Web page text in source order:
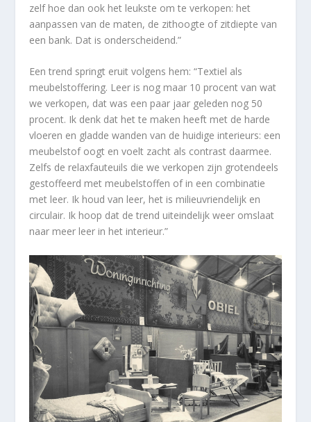
zelf hoe dan ook het leukste om te verkopen: het
aanpassen van de maten, de zithoogte of zitdiepte van
een bank. Dat is onderscheidend.”
Een trend springt eruit volgens hem: “Textiel als
meubelstoffering. Leer is nog maar 10 procent van wat
we verkopen, dat was een paar jaar geleden nog 50
procent. Ik denk dat het te maken heeft met de harde
vloeren en gladde wanden van de huidige interieurs: een
meubelstof oogt en voelt zacht als contrast daarmee.
Zelfs de relaxfauteuils die we verkopen zijn grotendeels
gestoffeerd met meubelstoffen of in een combinatie
met leer. Ik houd van leer, het is milieuvriendelijk en
circulair. Ik hoop dat de trend uiteindelijk weer omslaat
naar meer leer in het interieur.”